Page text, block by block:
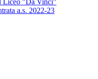
Liceo "Da Vinci"
a.s. 2022-23